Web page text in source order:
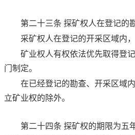
第二十三条 探矿权人在登记的
采矿权人在登记的开采区域内
矿业权人有权依法优先取得登
门制定。
在已经登记的勘查、开采区域
立矿业权的除外。
第二十四条 探矿权的期限为五